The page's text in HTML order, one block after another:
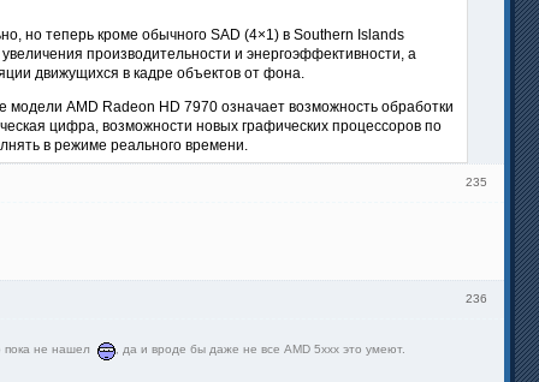
но теперь кроме обычного SAD (4×1) в Southern Islands
производительности и энергоэффективности, а
движущихся в кадре объектов от фона.
модели AMD Radeon HD 7970 означает возможность обработки
цифра, возможности новых графических процессоров по
в режиме реального времени.
235
236
пока не нашел , да и вроде бы даже не все AMD 5xxx это умеют.